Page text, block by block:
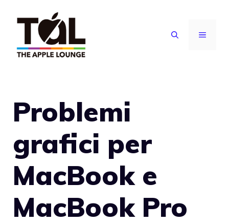
contenuto
MENU
Problemi
grafici per
MacBook e
MacBook Pro